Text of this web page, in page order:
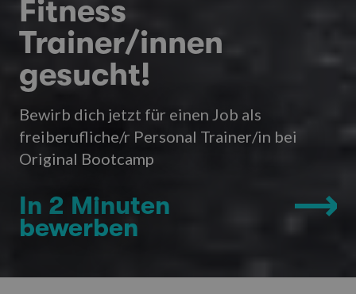
Fitness
Trainer/innen
gesucht!
Bewirb dich jetzt für einen Job als
freiberufliche/r Personal Trainer/in bei
Original Bootcamp
In 2 Minuten
bewerben